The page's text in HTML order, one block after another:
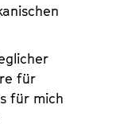
für
für mich